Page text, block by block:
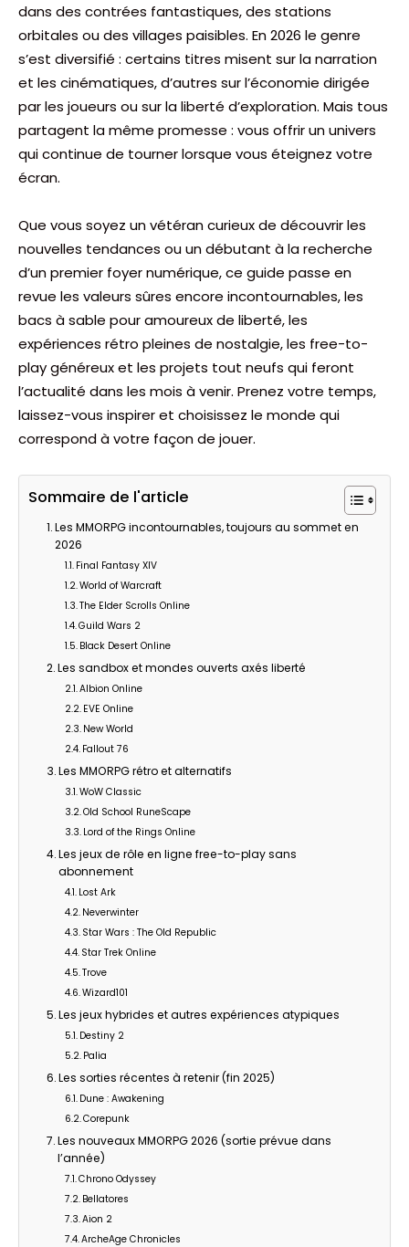
dans des contrées fantastiques, des stations
orbitales ou des villages paisibles. En 2026 le genre
s’est diversifié : certains titres misent sur la narration
et les cinématiques, d’autres sur l’économie dirigée
par les joueurs ou sur la liberté d’exploration. Mais tous
partagent la même promesse : vous offrir un univers
qui continue de tourner lorsque vous éteignez votre
écran.
Que vous soyez un vétéran curieux de découvrir les
nouvelles tendances ou un débutant à la recherche
d’un premier foyer numérique, ce guide passe en
revue les valeurs sûres encore incontournables, les
bacs à sable pour amoureux de liberté, les
expériences rétro pleines de nostalgie, les free-to-
play généreux et les projets tout neufs qui feront
l’actualité dans les mois à venir. Prenez votre temps,
laissez-vous inspirer et choisissez le monde qui
correspond à votre façon de jouer.
Sommaire de l'article
Les MMORPG incontournables, toujours au sommet en
2026
Final Fantasy XIV
World of Warcraft
The Elder Scrolls Online
Guild Wars 2
Black Desert Online
Les sandbox et mondes ouverts axés liberté
Albion Online
EVE Online
New World
Fallout 76
Les MMORPG rétro et alternatifs
WoW Classic
Old School RuneScape
Lord of the Rings Online
Les jeux de rôle en ligne free-to-play sans
abonnement
Lost Ark
Neverwinter
Star Wars : The Old Republic
Star Trek Online
Trove
Wizard101
Les jeux hybrides et autres expériences atypiques
Destiny 2
Palia
Les sorties récentes à retenir (fin 2025)
Dune : Awakening
Corepunk
Les nouveaux MMORPG 2026 (sortie prévue dans
l’année)
Chrono Odyssey
Bellatores
Aion 2
ArcheAge Chronicles